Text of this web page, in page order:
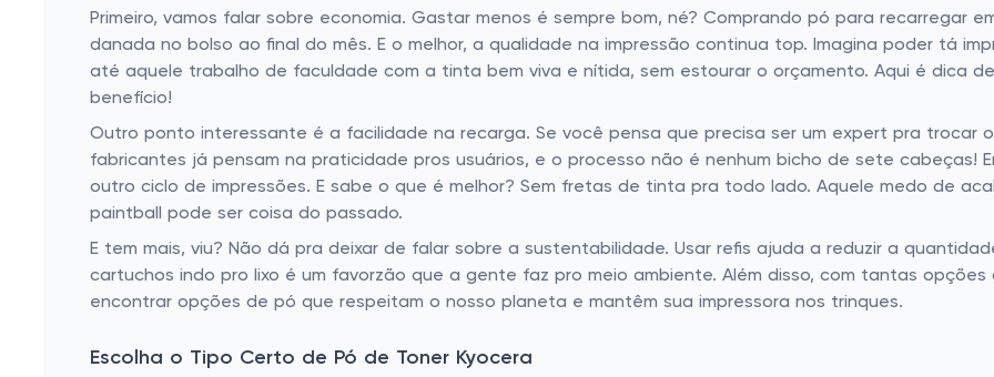
Primeiro, vamos falar sobre economia. Gastar menos é sempre bom, né? Comprando pó para recarregar
danada no bolso ao final do mês. E o melhor, a qualidade na impressão continua top. Imagina poder tá
até aquele trabalho de faculdade com a tinta bem viva e nítida, sem estourar o orçamento. Aqui é dica
benefício!
Outro ponto interessante é a facilidade na recarga. Se você pensa que precisa ser um expert pra trocar
fabricantes já pensam na praticidade pros usuários, e o processo não é nenhum bicho de sete cabeças!
outro ciclo de impressões. E sabe o que é melhor? Sem fretas de tinta pra todo lado. Aquele medo de
paintball pode ser coisa do passado.
E tem mais, viu? Não dá pra deixar de falar sobre a sustentabilidade. Usar refis ajuda a reduzir a
cartuchos indo pro lixo é um favorzão que a gente faz pro meio ambiente. Além disso, com tantas
encontrar opções de pó que respeitam o nosso planeta e mantêm sua impressora nos trinques.
Escolha o Tipo Certo de Pó de Toner Kyocera